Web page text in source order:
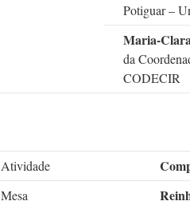
Potiguar –
Maria-
da
CODECIR
Atividade
Mesa